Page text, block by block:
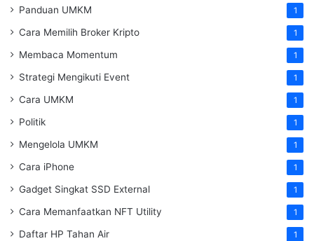
Panduan UMKM 1
Cara Memilih Broker Kripto 1
Membaca Momentum 1
Strategi Mengikuti Event 1
Cara UMKM 1
Politik 1
Mengelola UMKM 1
Cara iPhone 1
Gadget Singkat SSD External 1
Cara Memanfaatkan NFT Utility 1
Daftar HP Tahan Air 1